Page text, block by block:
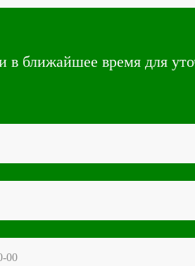
ближайшее время для